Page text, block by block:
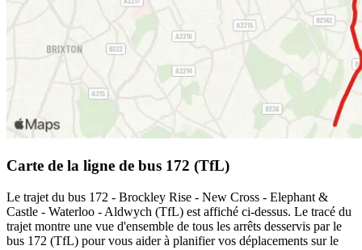
Carte de la ligne de bus 172 (TfL)
Le trajet du bus 172 - Brockley Rise - New Cross - Elephant &
Castle - Waterloo - Aldwych (TfL) est affiché ci-dessus. Le tracé du
trajet montre une vue d'ensemble de tous les arrêts desservis par le
bus 172 (TfL) pour vous aider à planifier vos déplacements sur le